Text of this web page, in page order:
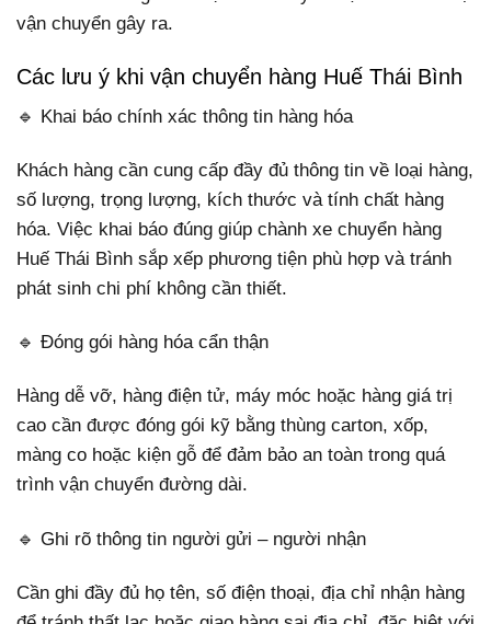
vận chuyển gây ra.
Các lưu ý khi vận chuyển hàng Huế Thái Bình
🔹 Khai báo chính xác thông tin hàng hóa
Khách hàng cần cung cấp đầy đủ thông tin về loại hàng,
số lượng, trọng lượng, kích thước và tính chất hàng
hóa. Việc khai báo đúng giúp chành xe chuyển hàng
Huế Thái Bình sắp xếp phương tiện phù hợp và tránh
phát sinh chi phí không cần thiết.
🔹 Đóng gói hàng hóa cẩn thận
Hàng dễ vỡ, hàng điện tử, máy móc hoặc hàng giá trị
cao cần được đóng gói kỹ bằng thùng carton, xốp,
màng co hoặc kiện gỗ để đảm bảo an toàn trong quá
trình vận chuyển đường dài.
🔹 Ghi rõ thông tin người gửi – người nhận
Cần ghi đầy đủ họ tên, số điện thoại, địa chỉ nhận hàng